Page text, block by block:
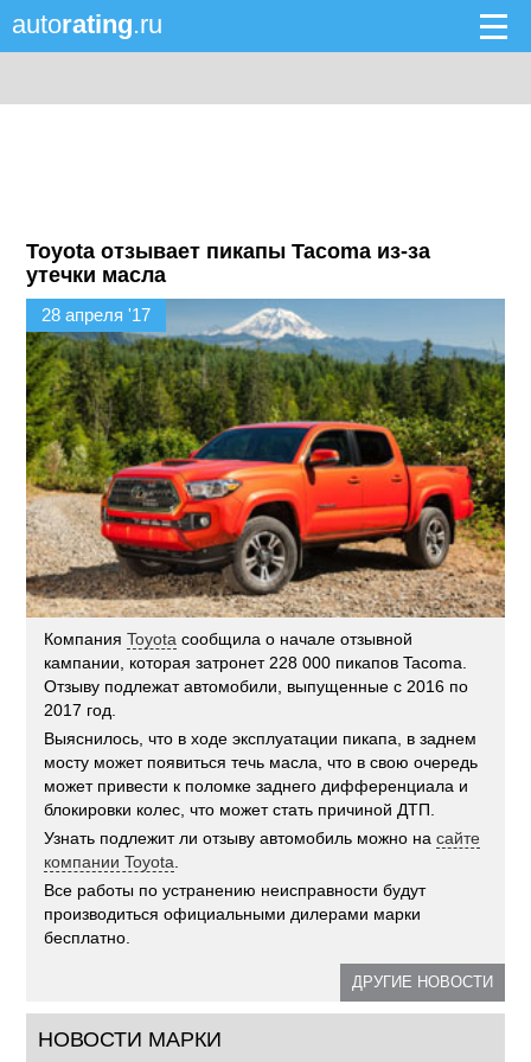
autorating.ru
Toyota отзывает пикапы Tacoma из-за
утечки масла
28 апреля '17
КомпанияToyota сообщила о начале отзывной
кампании, которая затронет 228 000 пикапов Tacoma.
Отзыву подлежат автомобили, выпущенные с 2016 по
2017 год.
Выяснилось, что в ходе эксплуатации пикапа, в заднем
мосту может появиться течь масла, что в свою очередь
может привести к поломке заднего дифференциала и
блокировки колес, что может стать причиной ДТП.
Узнать подлежит ли отзыву автомобиль можно насайте
компании Toyota
Все работы по устранению неисправности будут
производиться официальными дилерами марки
бесплатно.
ДРУГИЕ НОВОСТИ
НОВОСТИ МАРКИ